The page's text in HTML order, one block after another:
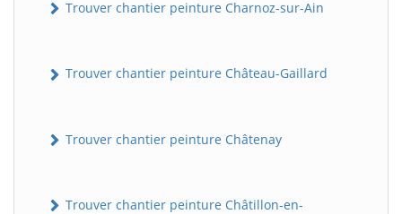
Trouver chantier peinture Charnoz-sur-Ain
Trouver chantier peinture Château-Gaillard
Trouver chantier peinture Châtenay
Trouver chantier peinture Châtillon-en-